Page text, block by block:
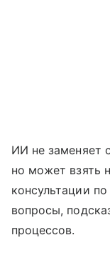
ИИ не заменяет
но может взять
консультации
вопросы,
процессов.